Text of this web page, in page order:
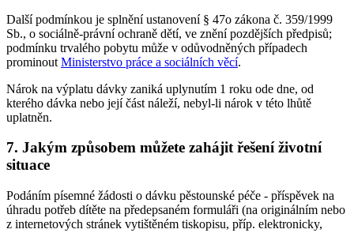
Další podmínkou je splnění ustanovení § 47o zákona č. 359/1999
Sb., o sociálně-právní ochraně dětí, ve znění pozdějších předpisů;
podmínku trvalého pobytu může v odůvodněných případech
prominout Ministerstvo práce a sociálních věcí.
Nárok na výplatu dávky zaniká uplynutím 1 roku ode dne, od
kterého dávka nebo její část náleží, nebyl-li nárok v této lhůtě
uplatněn.
7. Jakým způsobem můžete zahájit řešení životní
situace
Podáním písemné žádosti o dávku pěstounské péče - příspěvek na
úhradu potřeb dítěte na předepsaném formuláři (na originálním nebo
z internetových stránek vytištěném tiskopisu, příp. elektronicky,